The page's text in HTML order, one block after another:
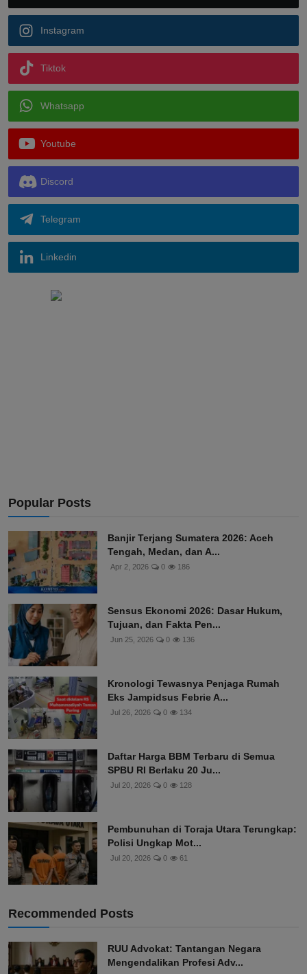
Instagram
Tiktok
Whatsapp
Youtube
Discord
Telegram
Linkedin
Popular Posts
Banjir Terjang Sumatera 2026: Aceh
Tengah, Medan, dan A...
Apr 2, 2026 0 186
Sensus Ekonomi 2026: Dasar Hukum,
Tujuan, dan Fakta Pen...
Jun 25, 2026 0 136
Kronologi Tewasnya Penjaga Rumah
Eks Jampidsus Febrie A...
Jul 26, 2026 0 134
Daftar Harga BBM Terbaru di Semua
SPBU RI Berlaku 20 Ju...
Jul 20, 2026 0 128
Pembunuhan di Toraja Utara Terungkap:
Polisi Ungkap Mot...
Jul 20, 2026 0 61
Recommended Posts
RUU Advokat: Tantangan Negara
Mengendalikan Profesi Adv...